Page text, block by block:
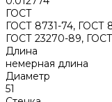
ГОСТ
ГОСТ 8731-74, ГОСТ
ГОСТ 23270-89,
Длина
немерная длина
Диаметр
51